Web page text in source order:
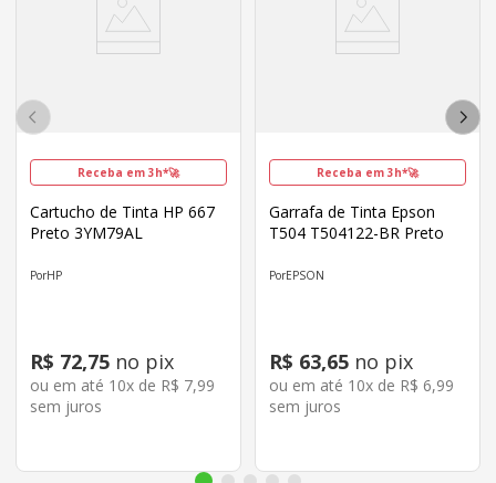
Receba em 3h*🚀
Cartucho de Tinta HP 667
Preto 3YM79AL
HP
R$ 72,75 no pix
ou em até 10x de R$ 7,99
sem juros
Receba em 3h*🚀
Garrafa de Tinta Epson
T504 T504122-BR Preto
EPSON
R$ 63,65 no pix
ou em até 10x de R$ 6,99
sem juros